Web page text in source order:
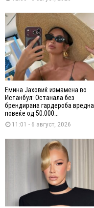
Емина Јаховиќ измамена во
Истанбул: Останала без
брендирана гардероба вредна
повеќе од 50.000...
11:01 - 6 август, 2026